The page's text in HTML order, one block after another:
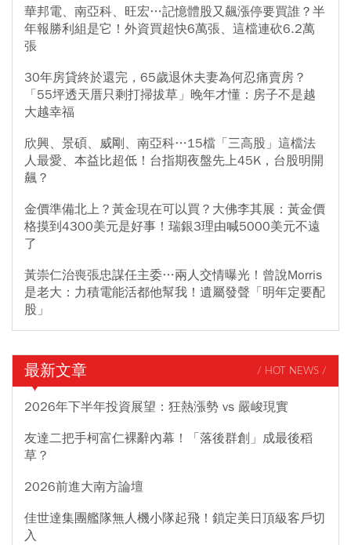
華邦電、南亞科、旺宏…記憶體股又飆漲停要買誰？半
年報勝利組是它！外資買超快6萬張、這檔連砍6.2萬
張
30年房貸終於還完，65歲退休夫妻為何忍痛賣房？
「55坪透天厝只剩打掃拔草」晚年才懂：房子不是越
大越幸福
欣興、景碩、威剛、南亞科…15檔「三高股」這檔法
人最愛、本益比超低！台指期夜盤先上45K，台股明開
飆？
金價準備北上？黃金現在可以買？大佛李其展：黃金價
格摸到4300美元是好事！瑞銀3理由喊5000美元不遠
了
黃崇仁治喪張忠謀任主委…兩人交情曝光！曾說Morris
是老大：力積電能活都他幫我！遺屬發聲「明年定要配
股」
最新文章 / HOT NEWS /
2026年下半年投資展望：狂熱漲勢 vs 嚴峻現實
友達二把手柯富仁裸辭內幕！「落後群創」成最後稻
草？
2026前進大南方論壇
佳世達集團艦隊無人機小隊起飛！鎖定美日頂級客戶切
入